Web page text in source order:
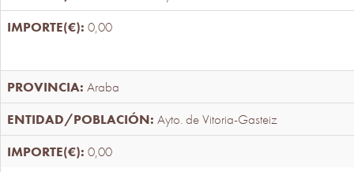
0,00
Araba
Ayto. de Vitoria-Gasteiz
0,00